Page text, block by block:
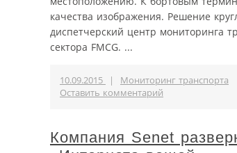
качества изображения. Решение
диспетчерский центр мониторинга
сектора FMCG. ...
10.09.2015
Мониторинг транспорта
Оставить комментарий
Компания Senet